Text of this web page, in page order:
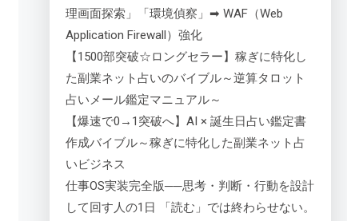
理画面探索」「環境偵察」➡ WAF（Web
Application Firewall）強化
【1500部突破☆ロングセラー】稼ぎに特化し
た副業ネット占いのバイブル～逆算タロット
占いメール鑑定マニュアル～
【爆速で0→1突破へ】AI × 誕生日占い鑑定書
作成バイブル～稼ぎに特化した副業ネット占
いビジネス
仕事OS実装完全版──思考・判断・行動を設計
して回す人の1日 「読む」では終わらせない。